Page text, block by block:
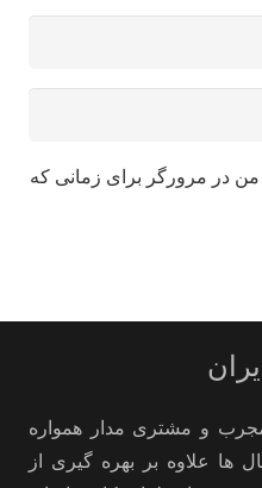
من در مرورگر برای زمانی که
مجرب و مشتری مدار همواره
علاوه بر بهره گیری از